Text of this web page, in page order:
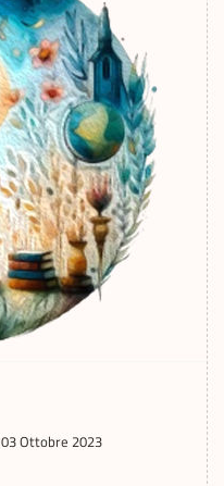
03 Ottobre 2023